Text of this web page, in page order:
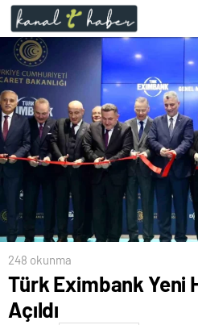
248 okunma
Türk Eximbank Yeni
Açıldı